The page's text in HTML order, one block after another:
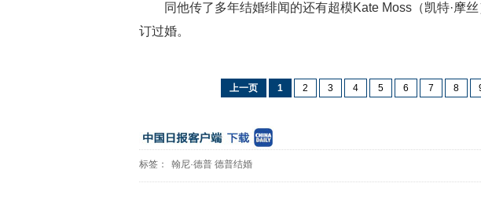
同他传了多年结婚绯闻的还有超模Kate Moss（凯特·摩
订过婚。
上一页 1 2 3 4 5 6 7 8
标签： 翰尼·德普 德普结婚